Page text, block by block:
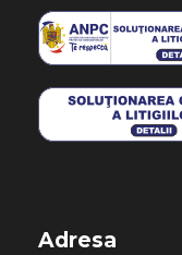
Adresa